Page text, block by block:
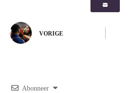
VORIGE
Abonneer